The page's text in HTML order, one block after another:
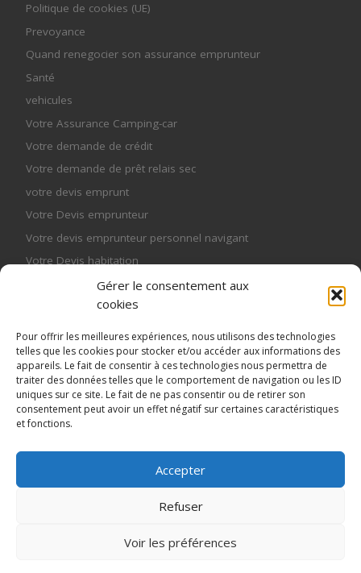
Gérer le consentement aux
cookies
Pour offrir les meilleures expériences, nous utilisons des technologies
telles que les cookies pour stocker et/ou accéder aux informations des
appareils. Le fait de consentir à ces technologies nous permettra de
traiter des données telles que le comportement de navigation ou les ID
uniques sur ce site. Le fait de ne pas consentir ou de retirer son
consentement peut avoir un effet négatif sur certaines caractéristiques
et fonctions.
Accepter
Refuser
Voir les préférences
Politique de cookies (UE)
Prevoyance
Quand renegocier son assurance emprunteur
Santé
vehicules
Votre Assurance Camping-car
Votre demande de crédit
Votre demande de prêt relais sec
votre devis emprunt
Votre Devis emprunteur
Votre devis emprunteur personnel navigant
Votre Devis habitation
Votre mutuelle
Votre mutuelle entreprise
Votre mutuelle senior
Votre mutuelle senior
Votre Pret Relais
MME Assurances, courtier spécialisé en assurance
de prêt et en prêt relais sec hypothécaire– Tous droits
réservés